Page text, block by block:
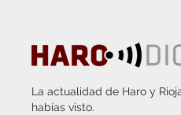
La actualidad de Haro y
habías visto.